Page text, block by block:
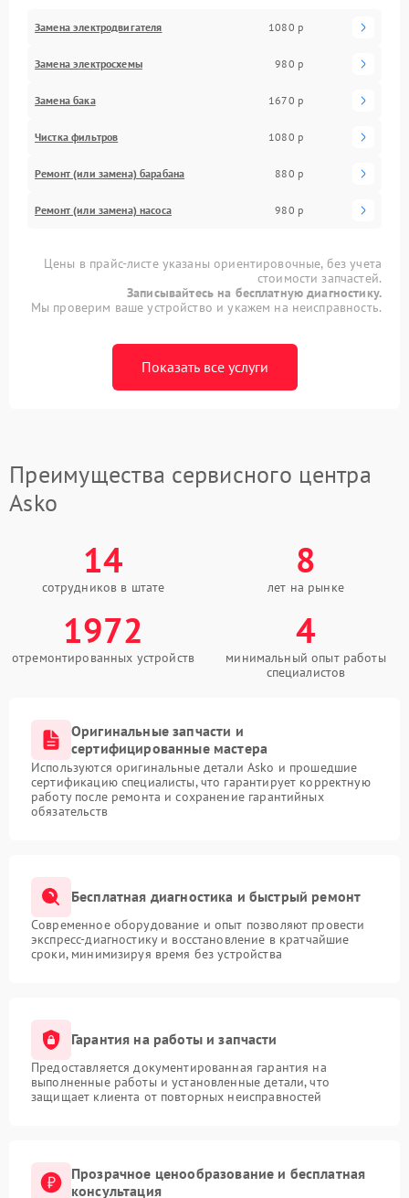
Замена электродвигателя 1080 р
Замена электросхемы 980 р
Замена бака 1670 р
Чистка фильтров 1080 р
Ремонт (или замена) барабана 880 р
Ремонт (или замена) насоса 980 р
Цены в прайс-листе указаны ориентировочные, без учета
стоимости запчастей.
Записывайтесь на бесплатную диагностику.
Мы проверим ваше устройство и укажем на неисправность.
Показать все услуги
Преимущества сервисного центра
Asko
14
сотрудников в штате
8
лет на рынке
1972
отремонтированных устройств
4
минимальный опыт работы
специалистов
Оригинальные запчасти и
сертифицированные мастера
Используются оригинальные детали Asko и прошедшие
сертификацию специалисты, что гарантирует корректную
работу после ремонта и сохранение гарантийных
обязательств
Бесплатная диагностика и быстрый ремонт
Современное оборудование и опыт позволяют провести
экспресс-диагностику и восстановление в кратчайшие
сроки, минимизируя время без устройства
Гарантия на работы и запчасти
Предоставляется документированная гарантия на
выполненные работы и установленные детали, что
защищает клиента от повторных неисправностей
Прозрачное ценообразование и бесплатная
консультация